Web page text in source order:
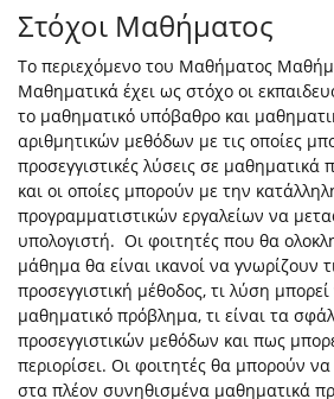
Στόχοι Μαθήματος
Το περιεχόμενο του Μαθήματος
Μαθηματικά έχει ως στόχο οι
το μαθηματικό υπόβαθρο και
αριθμητικών μεθόδων με τις οποίες
προσεγγιστικές λύσεις σε
και οι οποίες μπορούν με την
προγραμματιστικών εργαλείων να
υπολογιστή. Οι φοιτητές που θα
μάθημα θα είναι ικανοί να γνωρίζουν
προσεγγιστική μέθοδος, τι λύση
μαθηματικό πρόβλημα, τι είναι τα
προσεγγιστικών μεθόδων και πως
περιορίσει. Οι φοιτητές θα μπορούν
στα πλέον συνηθισμένα μαθηματικά